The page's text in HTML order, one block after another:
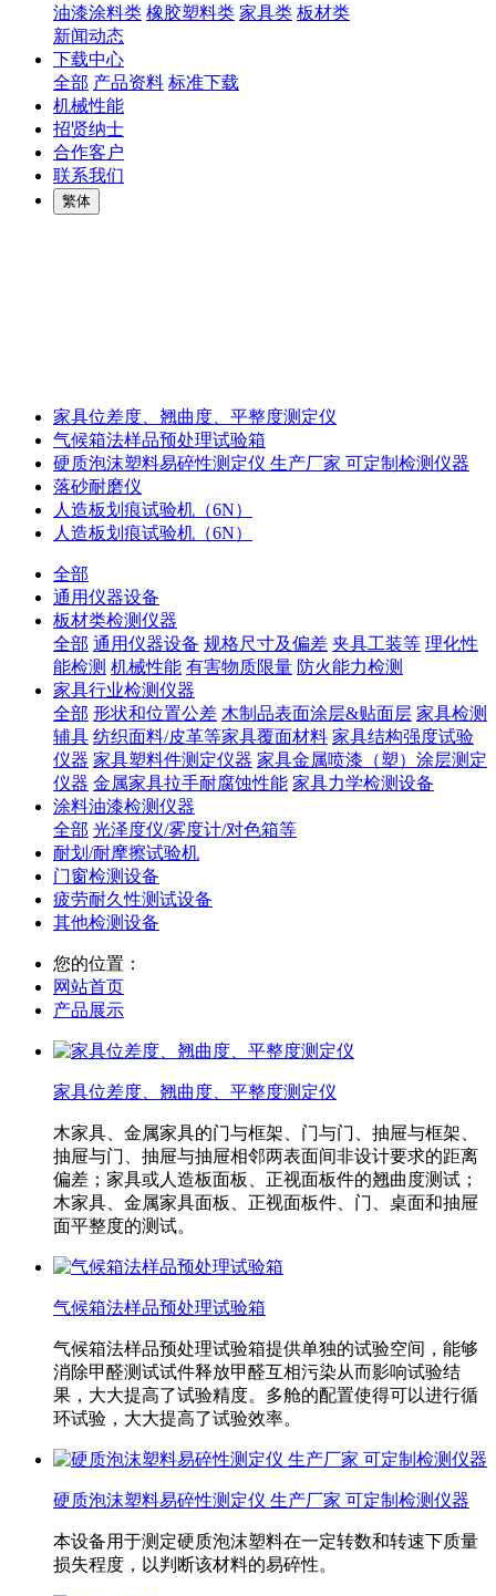
油漆涂料类 橡胶塑料类 家具类 板材类
新闻动态
下载中心
全部 产品资料 标准下载
机械性能
招贤纳士
合作客户
联系我们
繁体
家具位差度、翘曲度、平整度测定仪
气候箱法样品预处理试验箱
硬质泡沫塑料易碎性测定仪 生产厂家 可定制检测仪器
落砂耐磨仪
人造板划痕试验机（6N）
人造板划痕试验机（6N）
全部
通用仪器设备
板材类检测仪器
全部 通用仪器设备 规格尺寸及偏差 夹具工装等 理化性
能检测 机械性能 有害物质限量 防火能力检测
家具行业检测仪器
全部 形状和位置公差 木制品表面涂层&贴面层 家具检测
辅具 纺织面料/皮革等家具覆面材料 家具结构强度试验
仪器 家具塑料件测定仪器 家具金属喷漆（塑）涂层测定
仪器 金属家具拉手耐腐蚀性能 家具力学检测设备
涂料油漆检测仪器
全部 光泽度仪/雾度计/对色箱等
耐划/耐摩擦试验机
门窗检测设备
疲劳耐久性测试设备
其他检测设备
您的位置：
网站首页
产品展示
家具位差度、翘曲度、平整度测定仪
木家具、金属家具的门与框架、门与门、抽屉与框架、
抽屉与门、抽屉与抽屉相邻两表面间非设计要求的距离
偏差；家具或人造板面板、正视面板件的翘曲度测试；
木家具、金属家具面板、正视面板件、门、桌面和抽屉
面平整度的测试。
气候箱法样品预处理试验箱
气候箱法样品预处理试验箱提供单独的试验空间，能够
消除甲醛测试试件释放甲醛互相污染从而影响试验结
果，大大提高了试验精度。多舱的配置使得可以进行循
环试验，大大提高了试验效率。
硬质泡沫塑料易碎性测定仪 生产厂家 可定制检测仪器
本设备用于测定硬质泡沫塑料在一定转数和转速下质量
损失程度，以判断该材料的易碎性。